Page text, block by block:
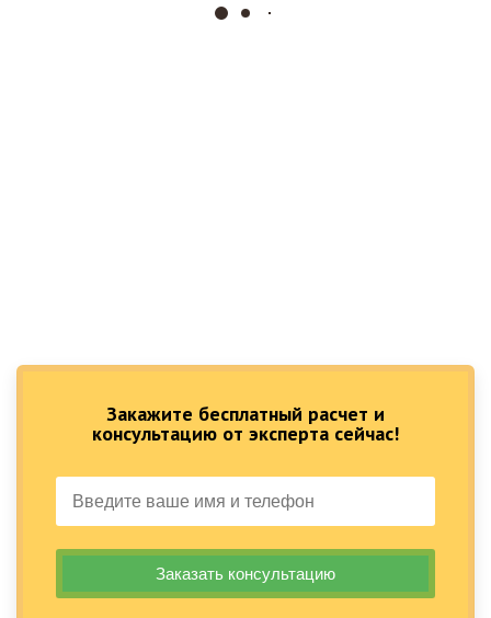
Закажите бесплатный расчет и
консультацию от эксперта сейчас!